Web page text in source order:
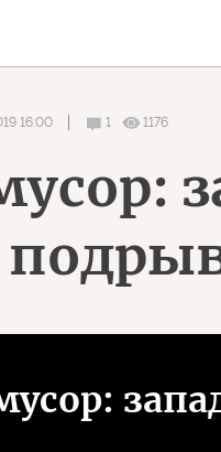
16:00 1 1176